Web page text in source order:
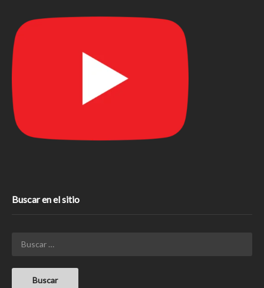
Buscar en el sitio